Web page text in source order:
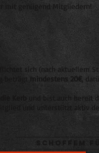
mit genügend Mitgliedern!
sich (nach aktuellem
beträgt mindestens 20€,
Kerb und bist auch bereit
und unterstützt aktiv
Schoffem